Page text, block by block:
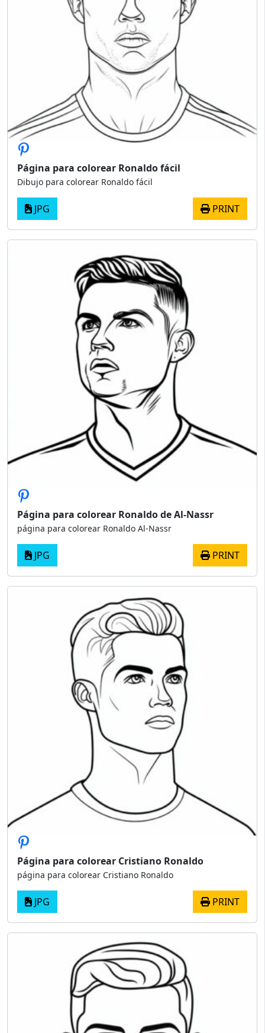
Página para colorear Ronaldo fácil
Dibujo para colorear Ronaldo fácil
JPG PRINT
Página para colorear Ronaldo de Al-Nassr
página para colorear Ronaldo Al-Nassr
JPG PRINT
Página para colorear Cristiano Ronaldo
página para colorear Cristiano Ronaldo
JPG PRINT